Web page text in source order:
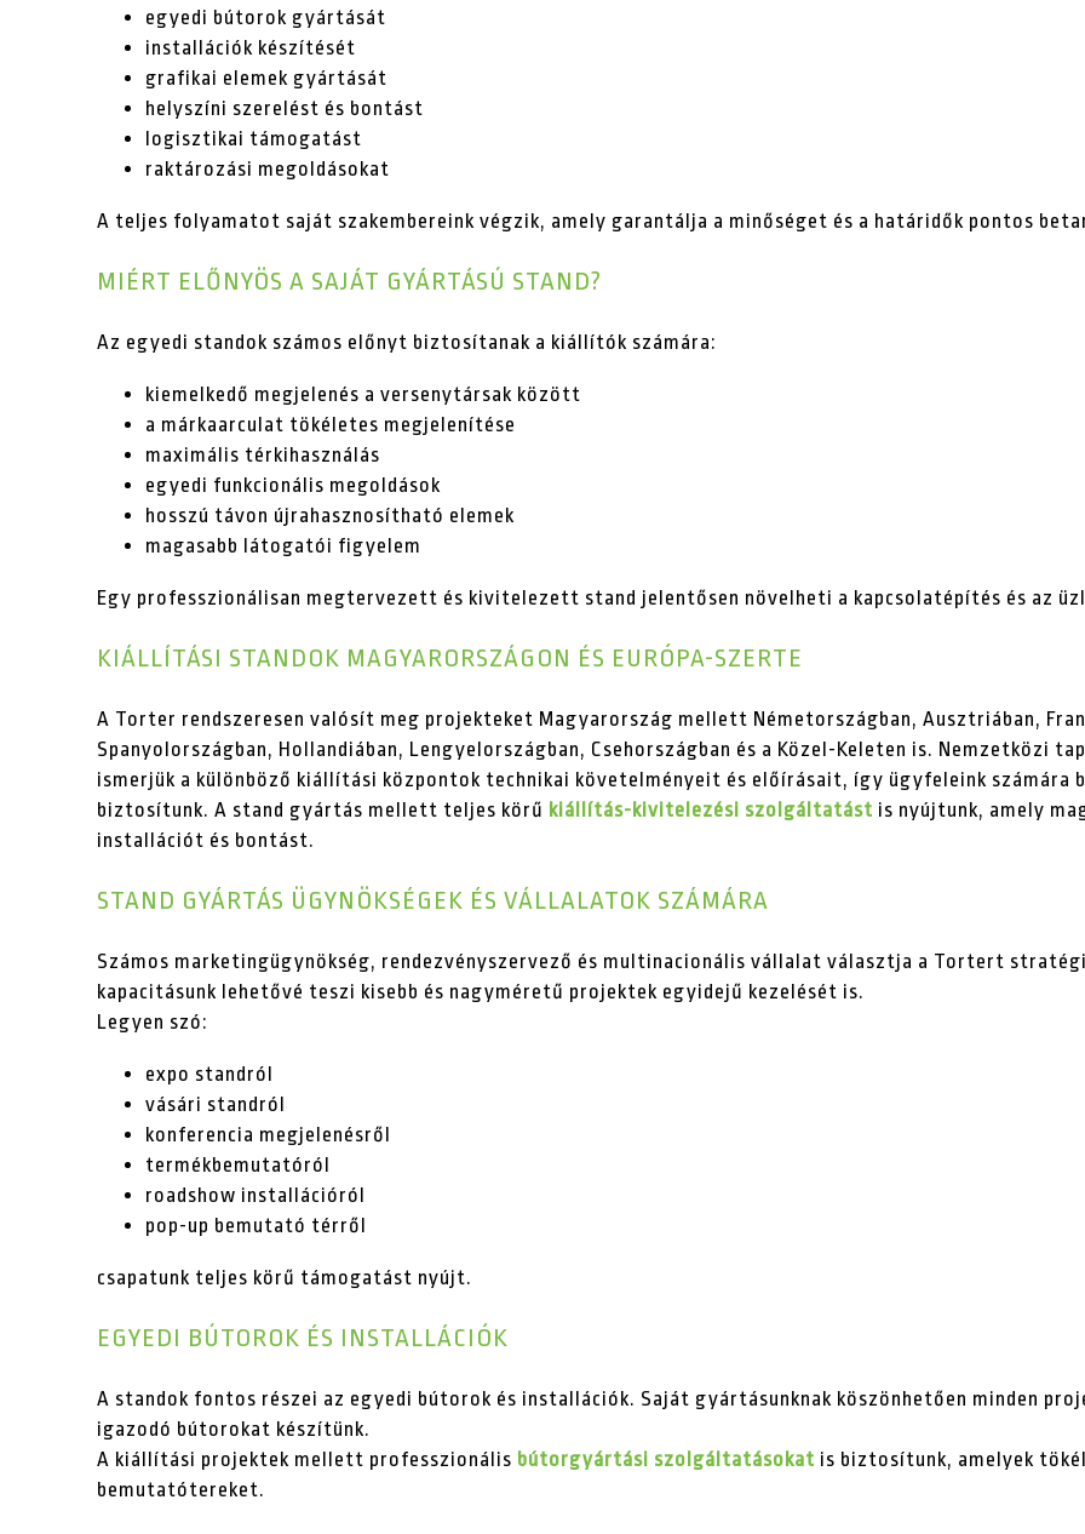
egyedi bútorok gyártását
installációk készítését
grafikai elemek gyártását
helyszíni szerelést és bontást
logisztikai támogatást
raktározási megoldásokat
A teljes folyamatot saját szakembereink végzik, amely garantálja a minőséget és a határidők pontos
MIÉRT ELŐNYÖS A SAJÁT GYÁRTÁSÚ STAND?
Az egyedi standok számos előnyt biztosítanak a kiállítók számára:
kiemelkedő megjelenés a versenytársak között
a márkaarculat tökéletes megjelenítése
maximális térkihasználás
egyedi funkcionális megoldások
hosszú távon újrahasznosítható elemek
magasabb látogatói figyelem
Egy professzionálisan megtervezett és kivitelezett stand jelentősen növelheti a kapcsolatépítés és az
KIÁLLÍTÁSI STANDOK MAGYARORSZÁGON ÉS EURÓPA-SZERTE
A Torter rendszeresen valósít meg projekteket Magyarország mellett Németországban, Ausztriában,
Spanyolországban, Hollandiában, Lengyelországban, Csehországban és a Közel-Keleten is. Nemzetközi
ismerjük a különböző kiállítási központok technikai követelményeit és előírásait, így ügyfeleink számára
biztosítunk. A stand gyártás mellett teljes körű kiállítás-kivitelezési szolgáltatást is nyújtunk, amely
installációt és bontást.
STAND GYÁRTÁS ÜGYNÖKSÉGEK ÉS VÁLLALATOK SZÁMÁRA
Számos marketingügynökség, rendezvényszervező és multinacionális vállalat választja a Tortert
kapacitásunk lehetővé teszi kisebb és nagyméretű projektek egyidejű kezelését is.
Legyen szó:
expo standról
vásári standról
konferencia megjelenésről
termékbemutatóról
roadshow installációról
pop-up bemutató térről
csapatunk teljes körű támogatást nyújt.
EGYEDI BÚTOROK ÉS INSTALLÁCIÓK
A standok fontos részei az egyedi bútorok és installációk. Saját gyártásunknak köszönhetően minden
igazodó bútorokat készítünk.
A kiállítási projektek mellett professzionális bútorgyártási szolgáltatásokat is biztosítunk, amelyek
bemutatótereket.